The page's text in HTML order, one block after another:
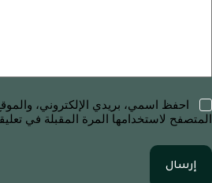
احفظ اسمي، بريدي الإلكتروني،
المتصفح لاستخدامها المرة المقبلة في
إرسال